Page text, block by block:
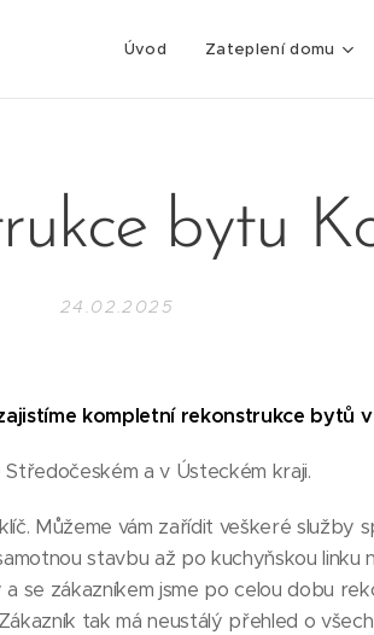
Úvod Zateplení domu
bytu
24.02.2025
kompletní rekonstrukce bytů v
a v Ústeckém kraji.
Můžeme vám zařídit veškeré služby
stavbu až po kuchyňskou linku
se zákazníkem jsme po celou dobu
tak má neustálý přehled o